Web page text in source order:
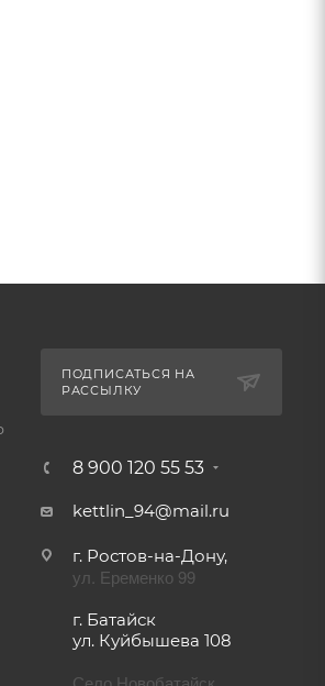
8 900 120 55 53
г. Ростов-на-Дону,
ул. Еременко 99
г. Батайск
ул. Куйбышева 108